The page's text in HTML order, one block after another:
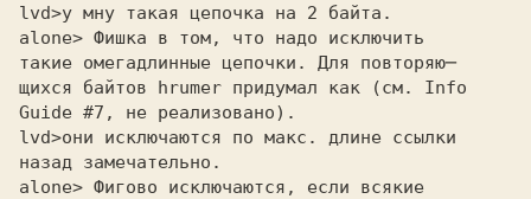
lvd>
alone> Фишка в том, что надо исключить
такие омегадлинные цепочки. Для повторяю─
щихся байтов hrumer придумал как (см. Info
Guide #7, не реализовано).
lvd>
назад замечательно.
alone> Фигово исключаются, если всякие